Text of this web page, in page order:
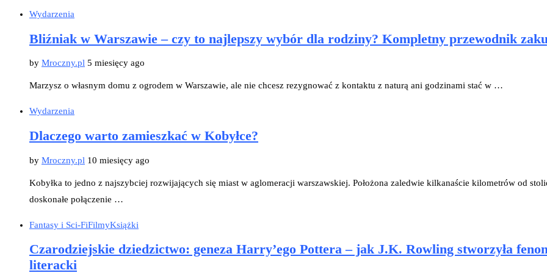
Wydarzenia
Bliźniak w Warszawie – czy to najlepszy wybór dla rodziny? Kompletny przewodnik
by Mroczny.pl 5 miesięcy ago
Marzysz o własnym domu z ogrodem w Warszawie, ale nie chcesz rezygnować z kontaktu z naturą ani godzinami stać w …
Wydarzenia
Dlaczego warto zamieszkać w Kobyłce?
by Mroczny.pl 10 miesięcy ago
Kobyłka to jedno z najszybciej rozwijających się miast w aglomeracji warszawskiej. Położona zaledwie kilkanaście kilometrów od
doskonałe połączenie …
Fantasy i Sci-FiFilmyKsiążki
Czarodziejskie dziedzictwo: geneza Harry’ego Pottera – jak J.K. Rowling stworzyła
literacki